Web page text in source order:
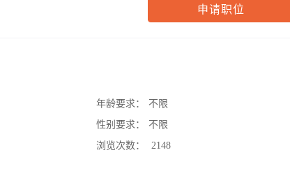
申请职位
年龄要求：
不限
性别要求：
不限
浏览次数：
2148